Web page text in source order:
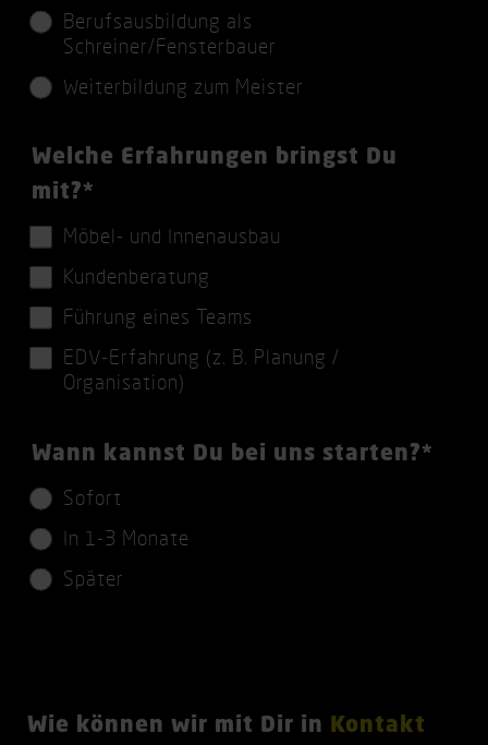
l
c
t
f
e
d
Berufsausbildung als
Schreiner/Fensterbauer
Weiterbildung zum Meister
P
f
l
i
h
t
d
Welche Erfahrungen bringst Du
mit?*
Möbel- und Innenausbau
Kundenberatung
Führung eines Teams
EDV-Erfahrung (z. B. Planung /
Organisation)
P
f
l
c
e
Wann kannst Du bei uns starten?*
Sofort
In 1-3 Monate
Später
Wie können wir mit Dir in
Kontakt